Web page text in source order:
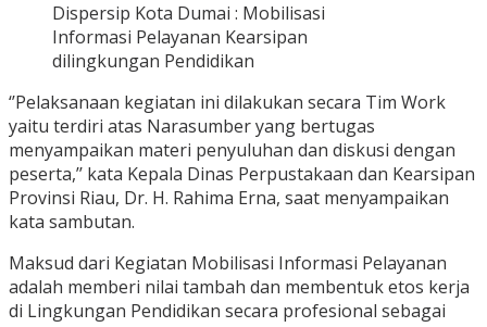
Dispersip Kota Dumai : Mobilisasi
Informasi Pelayanan Kearsipan
dilingkungan Pendidikan
‘’Pelaksanaan kegiatan ini dilakukan secara Tim Work
yaitu terdiri atas Narasumber yang bertugas
menyampaikan materi penyuluhan dan diskusi dengan
peserta,’’ kata Kepala Dinas Perpustakaan dan Kearsipan
Provinsi Riau, Dr. H. Rahima Erna, saat menyampaikan
kata sambutan.
Maksud dari Kegiatan Mobilisasi Informasi Pelayanan
adalah memberi nilai tambah dan membentuk etos kerja
di Lingkungan Pendidikan secara profesional sebagai